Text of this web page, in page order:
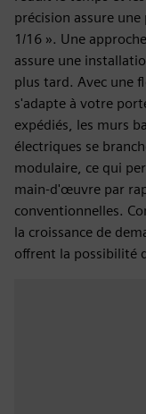
précision assure
1/16 ». Une
assure une
plus tard. Avec une
s'adapte à votre
expédiés, les murs
électriques se
modulaire, ce qui
main-d'œuvre par
conventionnelles.
la croissance de
offrent la possibilité